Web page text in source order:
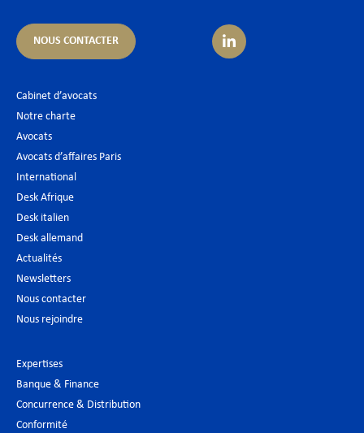
NOUS CONTACTER
Cabinet d’avocats
Notre charte
Avocats
Avocats d’affaires Paris
International
Desk Afrique
Desk italien
Desk allemand
Actualités
Newsletters
Nous contacter
Nous rejoindre
Expertises
Banque & Finance
Concurrence & Distribution
Conformité